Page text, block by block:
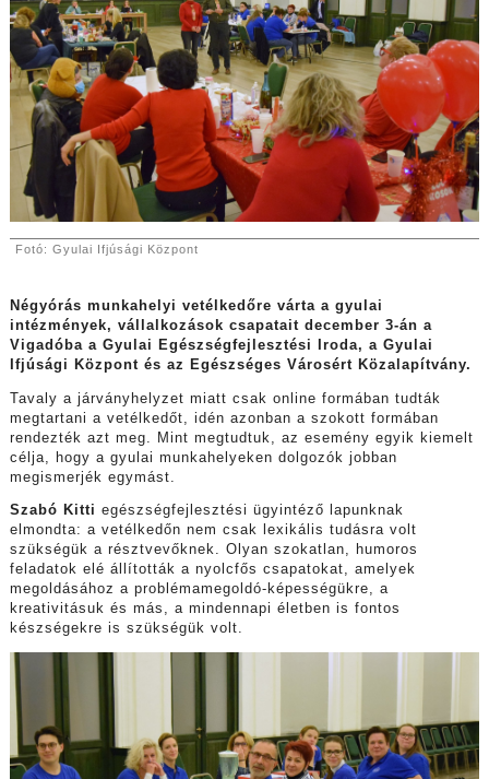
Fotó: Gyulai Ifjúsági Központ
Négyórás munkahelyi vetélkedőre várta a gyulai
intézmények, vállalkozások csapatait december 3-án a
Vigadóba a Gyulai Egészségfejlesztési Iroda, a Gyulai
Ifjúsági Központ és az Egészséges Városért Közalapítvány.
Tavaly a járványhelyzet miatt csak online formában tudták
megtartani a vetélkedőt, idén azonban a szokott formában
rendezték azt meg. Mint megtudtuk, az esemény egyik kiemelt
célja, hogy a gyulai munkahelyeken dolgozók jobban
megismerjék egymást.
Szabó Kitti egészségfejlesztési ügyintéző lapunknak
elmondta: a vetélkedőn nem csak lexikális tudásra volt
szükségük a résztvevőknek. Olyan szokatlan, humoros
feladatok elé állították a nyolcfős csapatokat, amelyek
megoldásához a problémamegoldó-képességükre, a
kreativitásuk és más, a mindennapi életben is fontos
készségekre is szükségük volt.